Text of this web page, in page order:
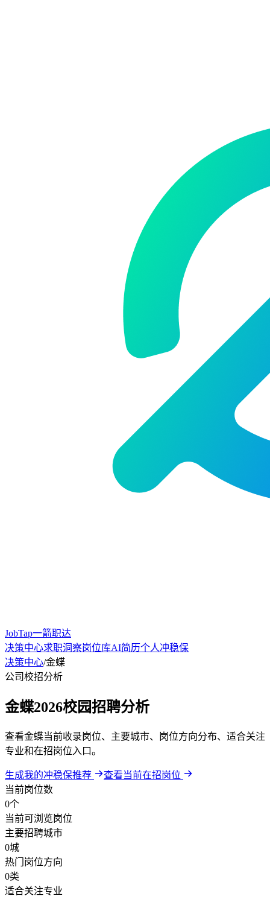
JobTap一箭职达
决策中心求职洞察岗位库AI简历个人冲稳保
决策中心/金蝶
公司校招分析
金蝶2026校园招聘分析
查看金蝶当前收录岗位、主要城市、岗位方向分布、适合关注
专业和在招岗位入口。
生成我的冲稳保推荐
查看当前在招岗位
当前岗位数
0个
当前可浏览岗位
主要招聘城市
0城
热门岗位方向
0类
适合关注专业